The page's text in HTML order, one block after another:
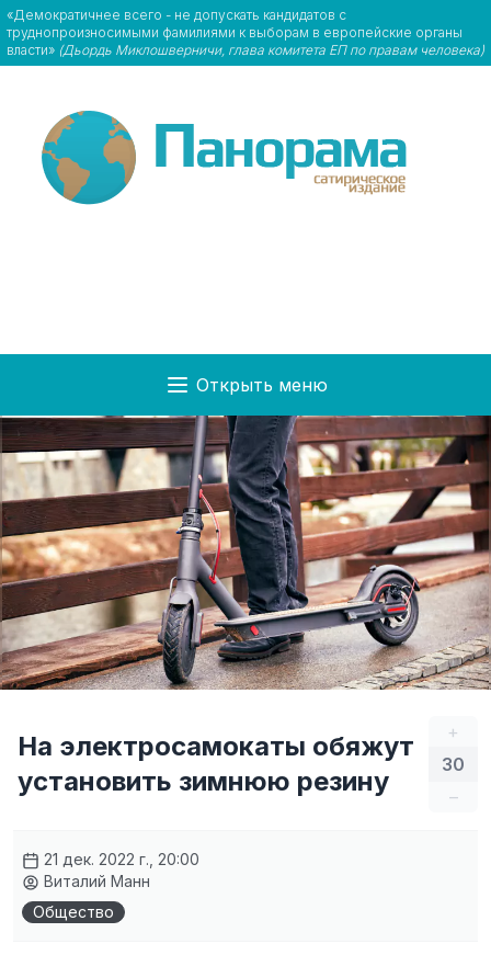
«Демократичнее всего - не допускать кандидатов с
труднопроизносимыми фамилиями к выборам в европейские органы
власти» (Дьордь Миклошверничи, глава комитета ЕП по правам человека)
Открыть меню
+
30
–
На электросамокаты обяжут
установить зимнюю резину
21 дек. 2022 г., 20:00
Виталий Манн
Общество